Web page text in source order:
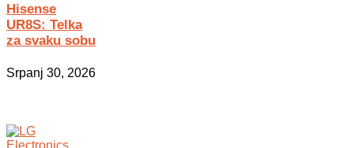
Hisense
UR8S: Telka
za svaku sobu
Srpanj 30, 2026